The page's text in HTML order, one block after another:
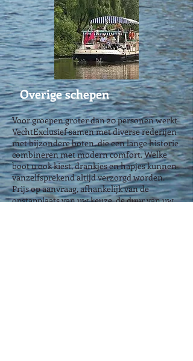
Overige schepen
Voor groepen groter dan 20 personen werkt
VechtExclusief samen met diverse rederijen
met bijzondere boten, die een lange historie
combineren met modern comfort. Welke
boot u ook kiest, drankjes en hapjes kunnen
vanzelfsprekend altijd verzorgd worden.
Prijs op aanvraag, afhankelijk van de
opstapplaats van uw keuze, de duur van uw